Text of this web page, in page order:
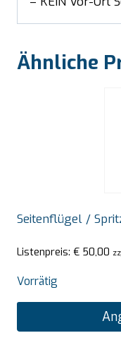
Ähnliche
Seitenflügel /
Listenpreis: € 50,00
Vorrätig